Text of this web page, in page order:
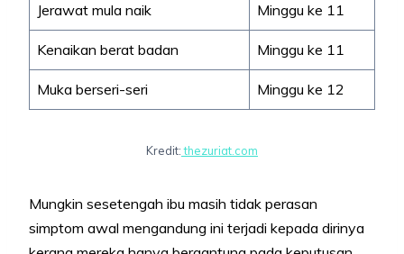
Jerawat mula naik Minggu ke 11
Kenaikan berat badan Minggu ke 11
Muka berseri-seri Minggu ke 12
Kredit:thezuriat.com
Mungkin sesetengah ibu masih tidak perasan
simptom awal mengandung ini terjadi kepada dirinya